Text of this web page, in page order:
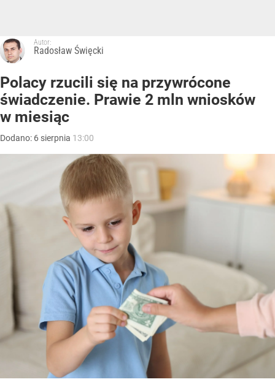
Autor:
Radosław Święcki
Polacy rzucili się na przywrócone
świadczenie. Prawie 2 mln wniosków
w miesiąc
Dodano: 6 sierpnia 13:00